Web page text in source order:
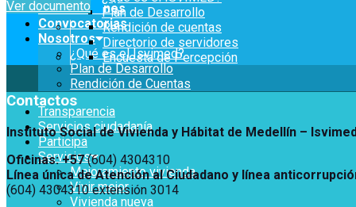
Notificaciones
Convocatorias
Nosotros
¿Qué es el Isvimed?
Plan de Desarrollo
Rendición de Cuentas
Transparencia
Servicios ciudadanía
Participa
Servicios
Mejoramiento vivienda
Vivir mejor
Vivienda nueva
Plan de Desarrollo
Rendición de cuentas
Directorio de servidores
Encuesta de Percepción
Ver documento
Contactos
Instituto Social de Vivienda y Hábitat de Medellín –
Oficinas: +57(604) 4304310
Línea única de Atención al Ciudadano y línea
(604) 4304310 extensión 3014